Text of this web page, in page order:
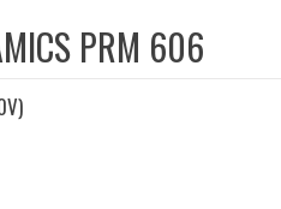
PRM 606